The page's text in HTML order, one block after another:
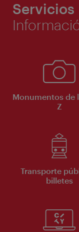
Servicios
Monumentos de
Z
Transporte
billetes